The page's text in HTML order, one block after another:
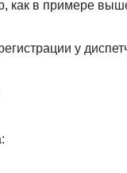
как в примере
у